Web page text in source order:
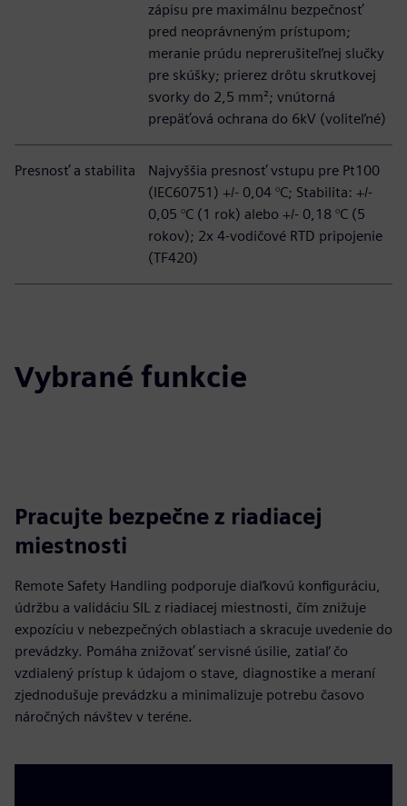
zápisu pre maximálnu bezpečnosť
pred neoprávneným prístupom;
meranie prúdu neprerušiteľnej slučky
pre skúšky; prierez drôtu skrutkovej
svorky do 2,5 mm²; vnútorná
prepäťová ochrana do 6kV (voliteľné)
Presnosť a stabilita
Najvyššia presnosť vstupu pre Pt100
(IEC60751) +/- 0,04 °C; Stabilita: +/-
0,05 °C (1 rok) alebo +/- 0,18 °C (5
rokov); 2x 4-vodičové RTD pripojenie
(TF420)
Vybrané funkcie
Pracujte bezpečne z riadiacej
miestnosti
Remote Safety Handling podporuje diaľkovú konfiguráciu,
údržbu a validáciu SIL z riadiacej miestnosti, čím znižuje
expozíciu v nebezpečných oblastiach a skracuje uvedenie do
prevádzky. Pomáha znižovať servisné úsilie, zatiaľ čo
vzdialený prístup k údajom o stave, diagnostike a meraní
zjednodušuje prevádzku a minimalizuje potrebu časovo
náročných návštev v teréne.